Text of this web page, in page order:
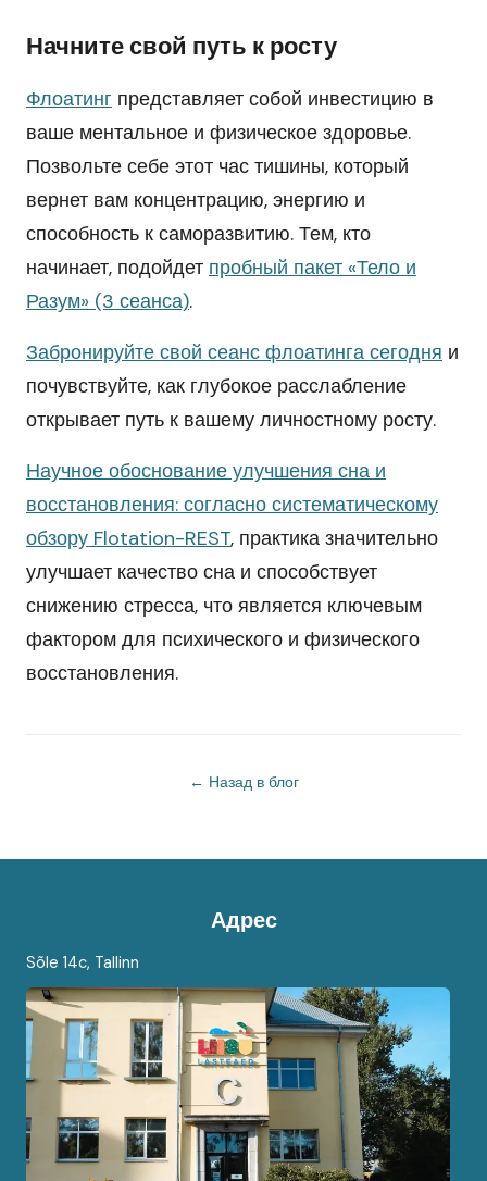
Начните свой путь к росту
Флоатинг представляет собой инвестицию в
ваше ментальное и физическое здоровье.
Позвольте себе этот час тишины, который
вернет вам концентрацию, энергию и
способность к саморазвитию. Тем, кто
начинает, подойдет пробный пакет «Тело и
Разум» (3 сеанса).
Забронируйте свой сеанс флоатинга сегодня и
почувствуйте, как глубокое расслабление
открывает путь к вашему личностному росту.
Научное обоснование улучшения сна и
восстановления: согласно систематическому
обзору Flotation-REST, практика значительно
улучшает качество сна и способствует
снижению стресса, что является ключевым
фактором для психического и физического
восстановления.
← Назад в блог
Адрес
Sõle 14c, Tallinn